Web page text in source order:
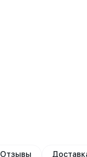
Отзывы